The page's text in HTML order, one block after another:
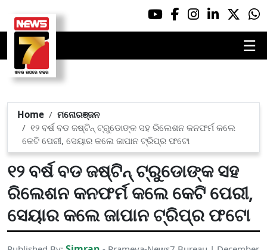
☰
Home
ମନୋରଞ୍ଜନ
୧୨ ବର୍ଷ ବଡ ଜଷ୍ଟିନ୍ ଟ୍ରୁଡୋଙ୍କ ସହ ରିଲେଶନ କନଫର୍ମ କଲେ
କେଟି ପେରୀ, ସେୟାର କଲେ ଜାପାନ ଟ୍ରିପ୍‌ର ଫଟୋ
୧୨ ବର୍ଷ ବଡ ଜଷ୍ଟିନ୍ ଟ୍ରୁଡୋଙ୍କ ସହ
ରିଲେଶନ କନଫର୍ମ କଲେ କେଟି ପେରୀ,
ସେୟାର କଲେ ଜାପାନ ଟ୍ରିପ୍‌ର ଫଟୋ